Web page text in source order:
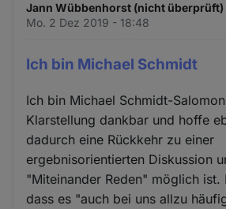
Jann Wübbenhorst (nicht überprüft)
Mo. 2 Dez 2019 - 18:48
Ich bin Michael Schmidt
Ich bin Michael Schmidt-
Klarstellung dankbar und hoffe
dadurch eine Rückkehr zu einer
ergebnisorientierten Diskussion
"Miteinander Reden" möglich ist.
dass es "auch bei uns allzu